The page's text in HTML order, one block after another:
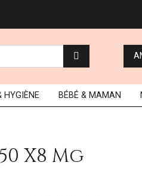
HYGIÈNE BÉBÉ & MAMAN
X8 Mg